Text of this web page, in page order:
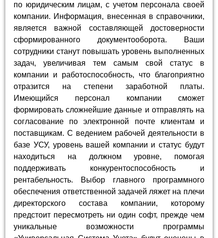
по юридическим лицам, с учетом персонала своей
компании. Информация, внесенная в справочники,
является важной составляющей достоверности
сформированного документооборота. Ваши
сотрудники станут повышать уровень выполненных
задач, увеличивая тем самым свой статус в
компании и работоспособность, что благоприятно
отразится на степени заработной платы.
Имеющийся персонал компании сможет
формировать сложнейшие данные и отправлять на
согласование по электронной почте клиентам и
поставщикам. С ведением рабочей деятельности в
базе УСУ, уровень вашей компании и статус будут
находиться на должном уровне, помогая
поддерживать конкурентоспособность и
рентабельность. Выбор главного программного
обеспечения ответственной задачей ляжет на плечи
директорского состава компании, которому
предстоит пересмотреть ни один софт, прежде чем
уникальные возможности программы